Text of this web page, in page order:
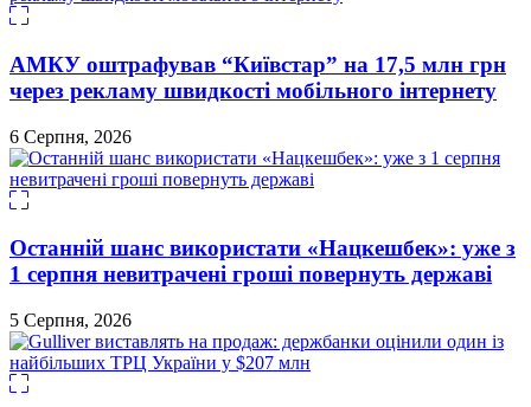
АМКУ оштрафував “Київстар” на 17,5 млн грн
через рекламу швидкості мобільного інтернету
6 Серпня, 2026
Останній шанс використати «Нацкешбек»: уже з
1 серпня невитрачені гроші повернуть державі
5 Серпня, 2026